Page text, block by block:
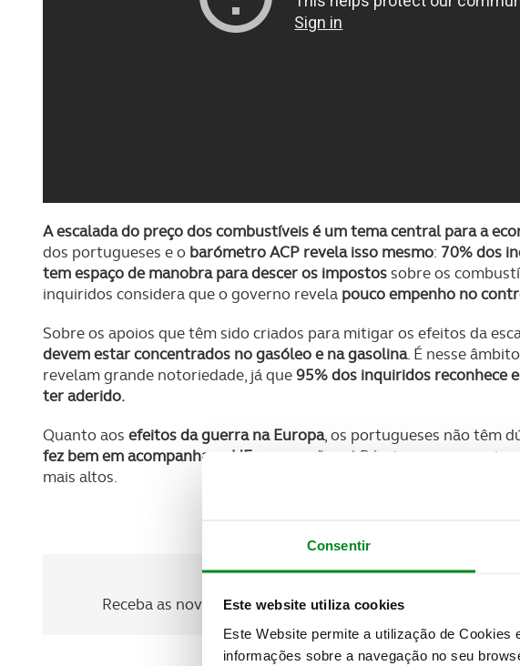
Consentir
Este website utiliza cookies
Este Website permite a utilização de
informações sobre a navegação no seu
A escalada do preço dos combustíveis é um tema central para a
dos portugueses e o barómetro ACP revela isso mesmo: 70% dos
tem espaço de manobra para descer os impostossobre os
inquiridos considera que o governo revela pouco empenho no
Sobre os apoios que têm sido criados para mitigar os efeitos da
devem estar concentrados no gasóleo e na gasolina. É nesse
revelam grande notoriedade, já que95% dos inquiridos reconhece
ter aderido.
Quanto aos efeitos da guerra na Europa, os portugueses não têm
fez bem em acompanhar a UE nas sanções a` Rússia mesmo que
mais altos.
Receba as novidades do mundo automóvel e do universo